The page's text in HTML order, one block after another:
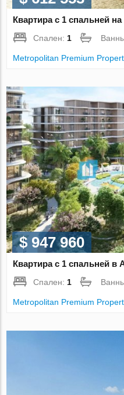
Квартира с 1 спальней
Спален:1
Metropolitan Premium
$ 947 960
Квартира с 1 спальней
Спален: 1
Metropolitan Premium